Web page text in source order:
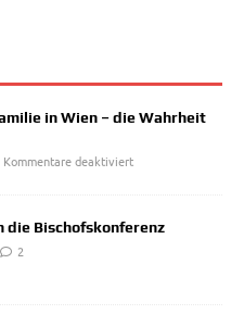
in Wien – die Wahrheit
Kommentare deaktiviert
die Bischofskonferenz
2